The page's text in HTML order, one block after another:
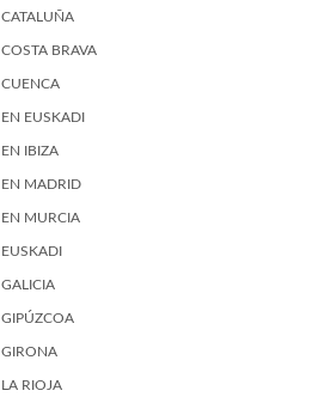
BRAVA
EUSKADI
IBIZA
MADRID
MURCIA
RIOJA